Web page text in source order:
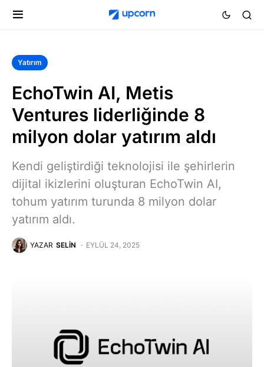
Yatırım
EchoTwin AI, Metis
Ventures liderliğinde 8
milyon dolar yatırım aldı
Kendi geliştirdiği teknolojisi ile şehirlerin
dijital ikizlerini oluşturan EchoTwin AI,
tohum yatırım turunda 8 milyon dolar
yatırım aldı.
YAZAR SELIN EYLÜL 24, 2025